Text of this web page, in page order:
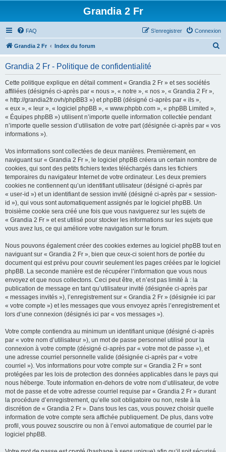
Grandia 2 Fr
FAQ Connexion
S’enregistrer
Grandia 2 Fr Index du forum
Grandia 2 Fr - Politique de confidentialité
Cette politique explique en détail comment « Grandia 2 Fr » et ses sociétés
affiliées (désignés ci-après par « nous », « notre », « nos », « Grandia 2 Fr »,
« http://grandia2fr.ovh/phpBB3 ») et phpBB (désigné ci-après par « ils »,
« eux », « leur », « logiciel phpBB », « www.phpbb.com », « phpBB Limited »,
« Équipes phpBB ») utilisent n’importe quelle information collectée pendant
n’importe quelle session d’utilisation de votre part (désignée ci-après par « vos
informations »).
Vos informations sont collectées de deux manières. Premièrement, en
naviguant sur « Grandia 2 Fr », le logiciel phpBB créera un certain nombre de
cookies, qui sont des petits fichiers textes téléchargés dans les fichiers
temporaires du navigateur Internet de votre ordinateur. Les deux premiers
cookies ne contiennent qu’un identifiant utilisateur (désigné ci-après par
« user-id ») et un identifiant de session invité (désigné ci-après par « session-
id »), qui vous sont automatiquement assignés par le logiciel phpBB. Un
troisième cookie sera créé une fois que vous naviguerez sur les sujets de
« Grandia 2 Fr » et est utilisé pour stocker les informations sur les sujets que
vous avez lus, ce qui améliore votre navigation sur le forum.
Nous pouvons également créer des cookies externes au logiciel phpBB tout en
naviguant sur « Grandia 2 Fr », bien que ceux-ci soient hors de portée du
document qui est prévu pour couvrir seulement les pages créées par le logiciel
phpBB. La seconde manière est de récupérer l’information que vous nous
envoyez et que nous collectons. Ceci peut être, et n’est pas limité à : la
publication de message en tant qu’utilisateur invité (désignée ci-après par
« messages invités »), l’enregistrement sur « Grandia 2 Fr » (désignée ici par
« votre compte ») et les messages que vous envoyez après l’enregistrement et
lors d’une connexion (désignés ici par « vos messages »).
Votre compte contiendra au minimum un identifiant unique (désigné ci-après
par « votre nom d’utilisateur »), un mot de passe personnel utilisé pour la
connexion à votre compte (désigné ci-après par « votre mot de passe »), et
une adresse courriel personnelle valide (désignée ci-après par « votre
courriel »). Vos informations pour votre compte sur « Grandia 2 Fr » sont
protégées par les lois de protection des données applicables dans le pays qui
nous héberge. Toute information en-dehors de votre nom d’utilisateur, de votre
mot de passe et de votre adresse courriel requise par « Grandia 2 Fr » durant
la procédure d’enregistrement, qu’elle soit obligatoire ou non, reste à la
discrétion de « Grandia 2 Fr ». Dans tous les cas, vous pouvez choisir quelle
information de votre compte sera affichée publiquement. De plus, dans votre
profil, vous pouvez souscrire ou non à l’envoi automatique de courriel par le
logiciel phpBB.